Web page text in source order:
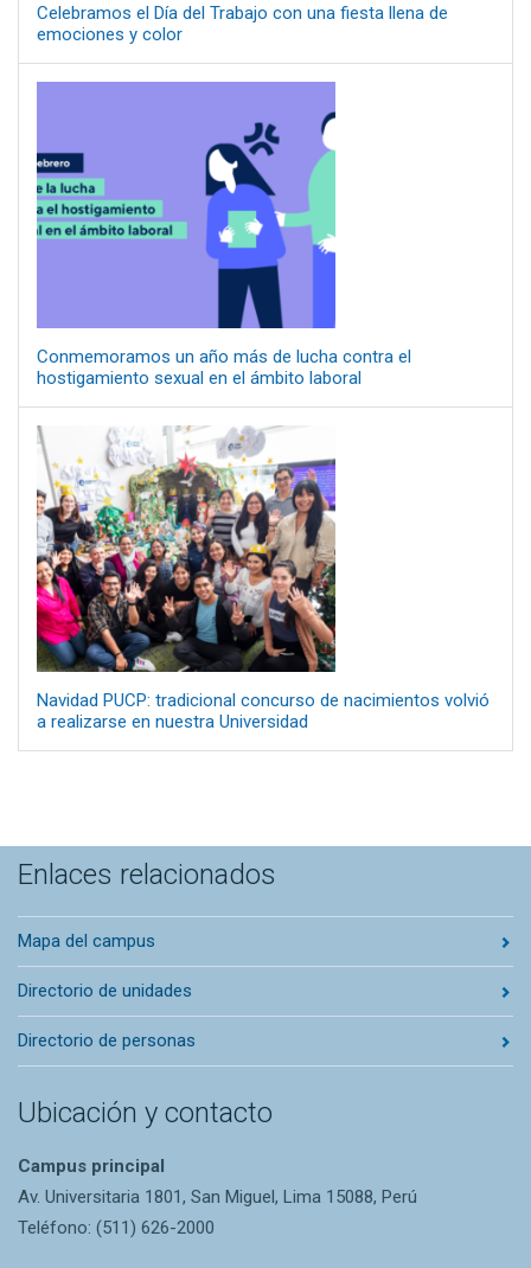
Celebramos el Día del Trabajo con una fiesta llena de
emociones y color
Conmemoramos un año más de lucha contra el
hostigamiento sexual en el ámbito laboral
Navidad PUCP: tradicional concurso de nacimientos volvió
a realizarse en nuestra Universidad
Enlaces relacionados
Mapa del campus
Directorio de unidades
Directorio de personas
Ubicación y contacto
Campus principal
Av. Universitaria 1801, San Miguel, Lima 15088, Perú
Teléfono: (511) 626-2000